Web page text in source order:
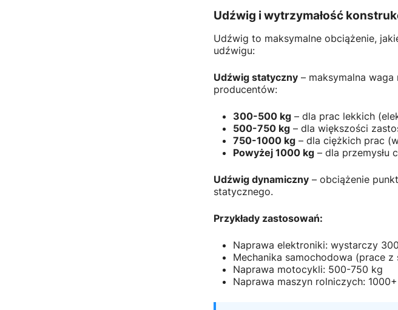
Udźwig i wytrzymałość
Udźwig to maksymalne obciążenie,
udźwigu:
Udźwig statyczny – maksymalna
producentów:
300-500 kg – dla prac lekkich
500-750 kg – dla większości
750-1000 kg – dla ciężkich prac
Powyżej 1000 kg – dla przemysłu
Udźwig dynamiczny – obciążenie
statycznego.
Przykłady zastosowań:
Naprawa elektroniki: wystarczy
Mechanika samochodowa (prace
Naprawa motocykli: 500-750 kg
Naprawa maszyn rolniczych: